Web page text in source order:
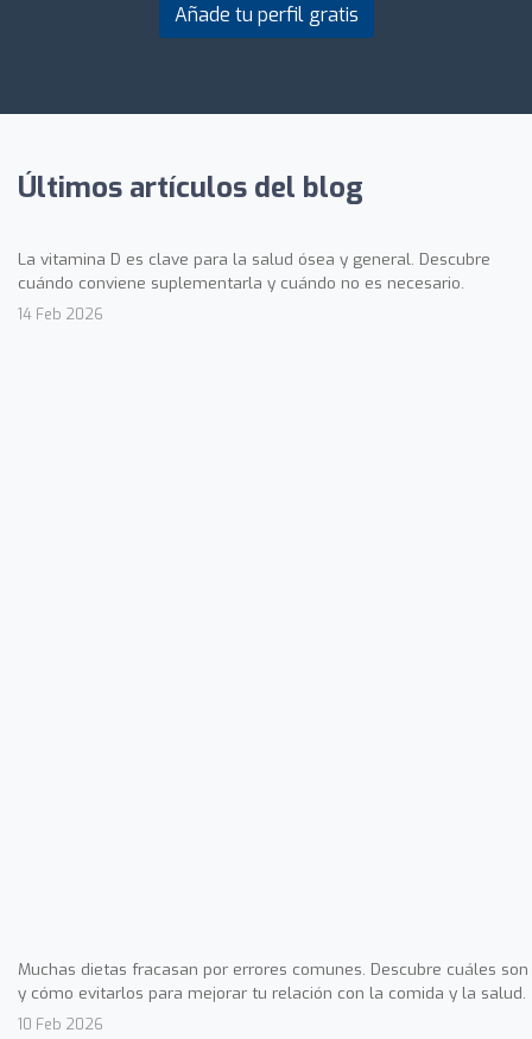
Añade tu perfil gratis
Últimos artículos del blog
La vitamina D es clave para la salud ósea y general. Descubre
cuándo conviene suplementarla y cuándo no es necesario.
14 Feb 2026
Muchas dietas fracasan por errores comunes. Descubre cuáles son
y cómo evitarlos para mejorar tu relación con la comida y la salud.
10 Feb 2026